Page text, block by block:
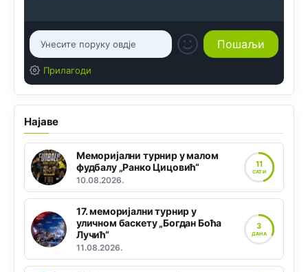
Прилагоди
Најаве
Меморијални турнир у малом
фудбалу „Ранко Цицовић“
10.08.2026.
11
САТИ
17. меморијални турнир у
уличном баскету „Богдан Боћа
Лучић“
11.08.2026.
3
ДАНА